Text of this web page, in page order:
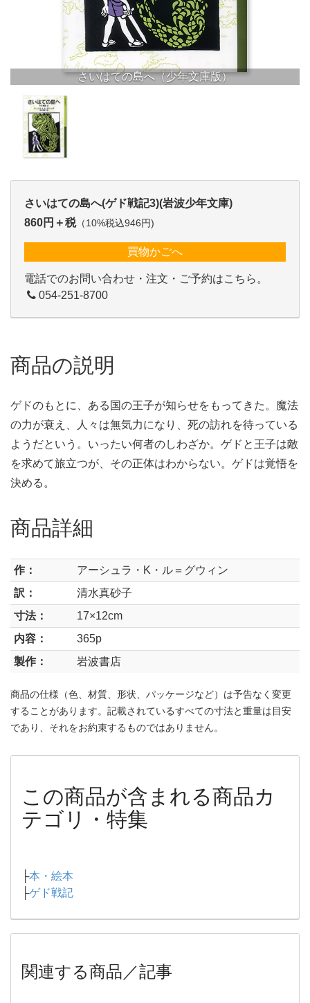
さいはての島へ（少年文庫版）
さいはての島へ(ゲド戦記3)(岩波少年文庫)
860円＋税（10%税込946円)
買物かごへ
電話でのお問い合わせ・注文・ご予約はこちら。
054-251-8700
商品の説明
ゲドのもとに、ある国の王子が知らせをもってきた。魔法
の力が衰え、人々は無気力になり、死の訪れを待っている
ようだという。いったい何者のしわざか。ゲドと王子は敵
を求めて旅立つが、その正体はわからない。ゲドは覚悟を
決める。
商品詳細
作：
アーシュラ・K・ル＝グウィン
訳：
清水真砂子
寸法：
17×12cm
内容：
365p
製作：
岩波書店
商品の仕様（色、材質、形状、パッケージなど）は予告なく変更
することがあります。記載されているすべての寸法と重量は目安
であり、それをお約束するものではありません。
この商品が含まれる商品カ
テゴリ・特集
├本・絵本
├ゲド戦記
関連する商品／記事